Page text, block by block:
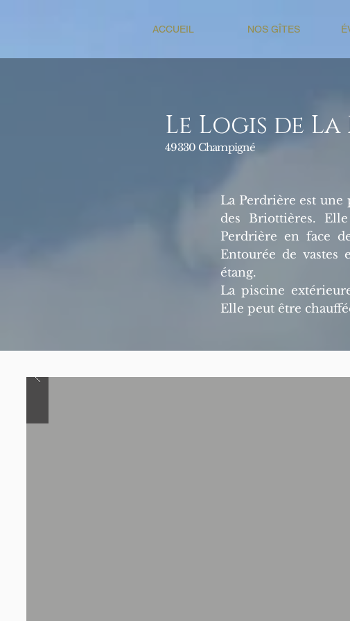
ACCUEIL NOS GÎTES
Le Logis de
49330 Champigné
La Perdrière est une
des Briottières.
Perdrière en face
Entourée de vastes
étang.
La piscine
Elle peut être